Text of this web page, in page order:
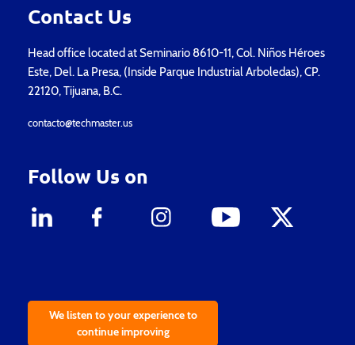
Contact Us
Head office located at Seminario 8610-11, Col. Niños Héroes
Este, Del. La Presa, (Inside Parque Industrial Arboledas), CP.
22120, Tijuana, B.C.
contacto@techmaster.us
Follow Us on
We listen to your experience to
continue improving